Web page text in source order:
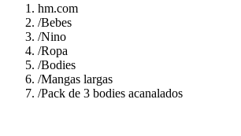
hm.com
/Bebes
/Nino
/Ropa
/Bodies
/Mangas largas
/Pack de 3 bodies acanalados